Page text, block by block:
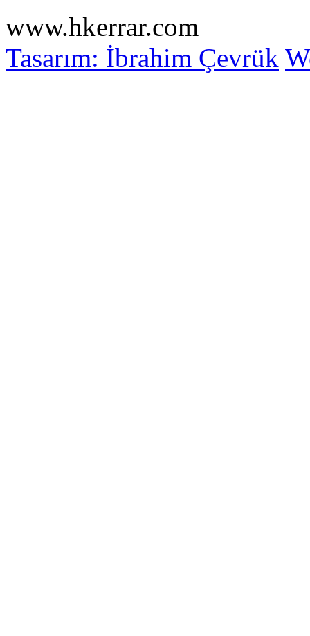
www.hkerrar.com
Tasarım: İbrahim Çevrük